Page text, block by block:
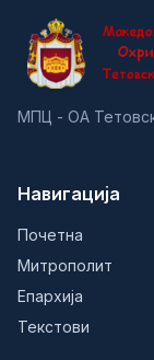
МПЦ - ОА
Навигација
Почетна
Митрополит
Епархија
Текстови